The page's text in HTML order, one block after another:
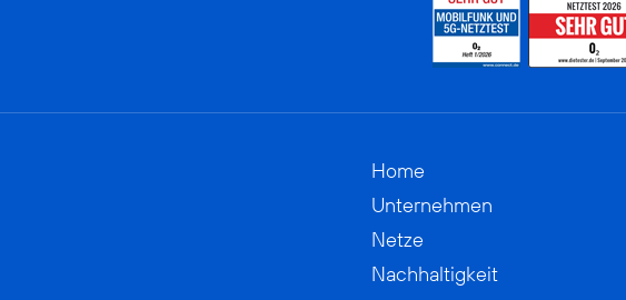
Home
Unternehmen
Netze
Nachhaltigkeit